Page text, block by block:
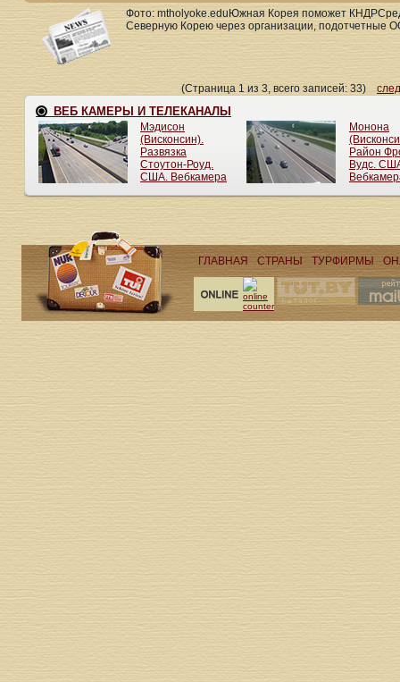
Фото: mtholyoke.eduЮжная Корея поможет
Северную Корею через организации, подотчетные
(Страница 1 из 3, всего записей: 33)
ГЛАВНАЯ СТРАНЫ ТУРФИРМЫ